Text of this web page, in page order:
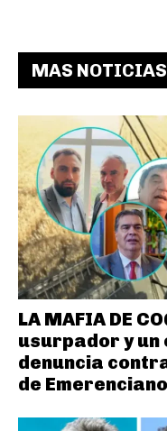
MAS NOTICIAS
LA MAFIA DE
usurpador y
denuncia
de